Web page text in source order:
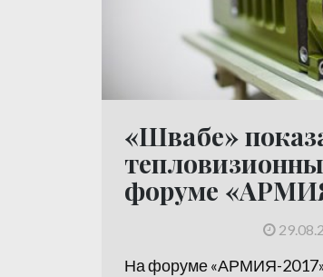
«Швабе»
форуме
На форуме «АРМИЯ-